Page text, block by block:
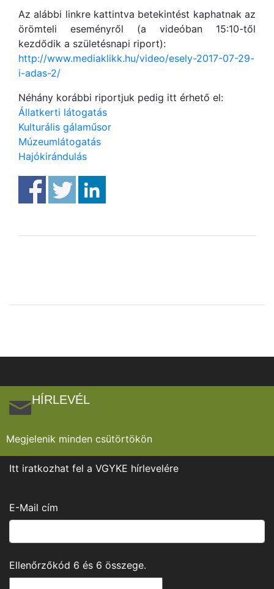
Az alábbi linkre kattintva betekintést kaphatnak az
örömteli eseményről (a videóban 15:10-től
kezdődik a születésnapi riport):
http://www.mediaklikk.hu/video/esely-2017-07-29-
i-adas-2/
Néhány korábbi riportjuk pedig itt érhető el:
Állatkerti látogatás
Kulturális gálaműsor
Múzeumlátogatás
Hajókirándulás
HÍRLEVÉL
Megjelenik minden csütörtökön
Itt iratkozhat fel a VGYKE hírlevelére
E-Mail cím
Ellenőrzőkód 6 és 6 összege.